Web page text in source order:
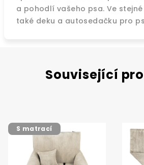
a pohodlí vašeho psa. Ve
také deku a autosedačku pro
Související
S matrací